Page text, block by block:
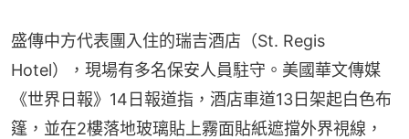
盛傳中方代表團入住的瑞吉酒店（St. Regis
Hotel），現場有多名保安人員駐守。美國華文傳媒
《世界日報》14日報道指，酒店車道13日架起白色布
篷，並在2樓落地玻璃貼上霧面貼紙遮擋外界視線，